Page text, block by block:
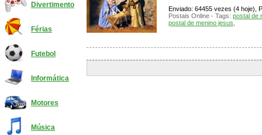
Divertimento
Férias
Futebol
Informática
Motores
Música
Enviado: 64455 vezes (4 hoje),
Postais Online - Tags: postal de
postal de menino jesus